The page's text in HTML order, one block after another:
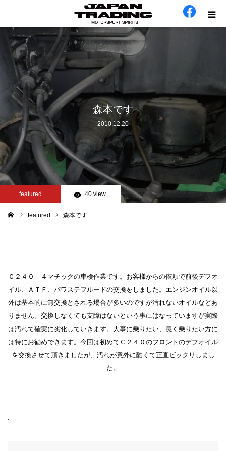
森本です
2010.12.20
featured 40 view
featured 森本です
Ｃ２４０ ４マチックの車検作業です。お客様からの依頼で前後デフオ
イル、ＡＴＦ、パワステフルードの交換をしました。エンジンオイル以
外は基本的に無交換とされる場合が多いのですが汚れないオイルなどあ
りません。交換しなくても支障はないという事にはなっていますが実際
は汚れて確実に劣化していきます。大事に乗りたい、長く乗りたい方に
は特にお勧めできます。今回は初めてＣ２４０のフロントのデフオイル
を交換させて頂きましたが、汚れが意外に酷くて正直ビックリしまし
た。
.
在庫車
会社概要
カテゴリー
工場日誌
お問い合わせ